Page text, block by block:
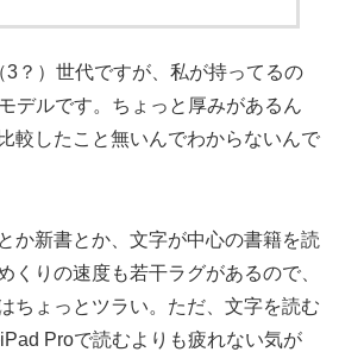
？）世代ですが、私が持ってるの
デルです。ちょっと厚みがあるん
較したこと無いんでわからないんで
か新書とか、文字が中心の書籍を読
くりの速度も若干ラグがあるので、
ちょっとツラい。ただ、文字を読む
Proで読むよりも疲れない気が